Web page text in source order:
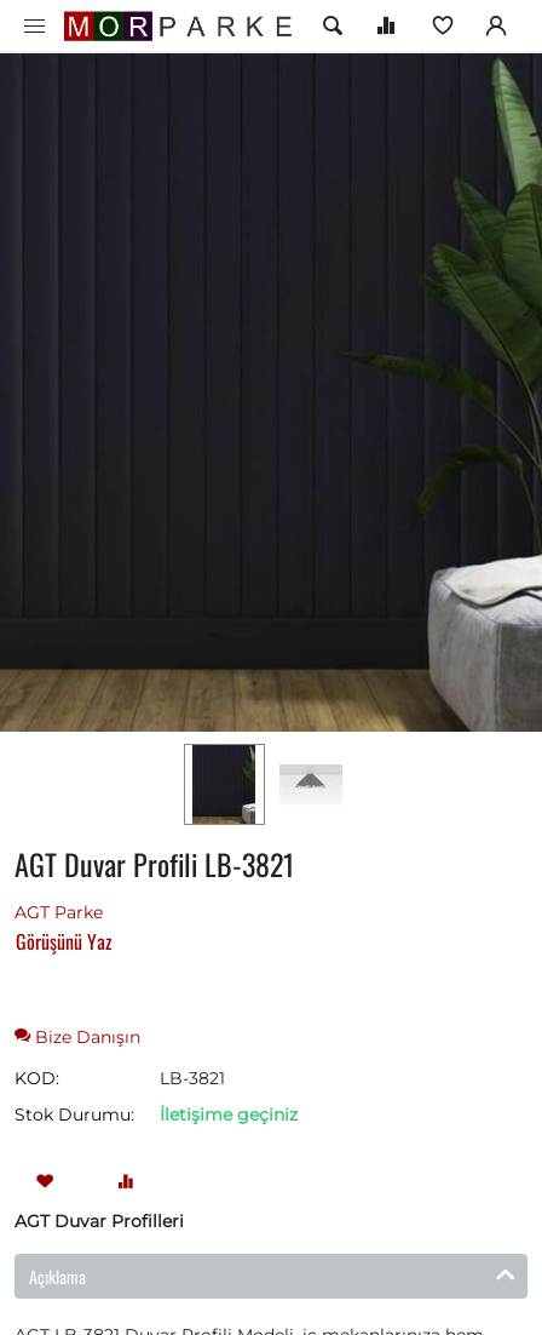
AGT Duvar Profili LB-3821
AGT Parke
Görüşünü Yaz
Bize Danışın
KOD:
LB-3821
Stok Durumu:
İletişime geçiniz
AGT Duvar Profilleri
Açıklama